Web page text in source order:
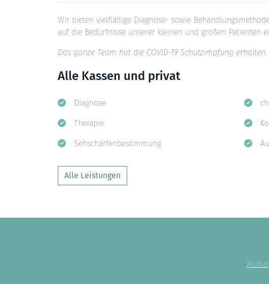
Wir bieten vielflältige Diagnose- sowie
auf die Bedürfnisse unserer kleinen und großen Patienten
Das ganze Team hat die COVID-19 Schutzimpfung erhalten.
Alle Kassen und privat
Diagnose
Therapie
Sehschärfenbestimmung
Alle Leistungen